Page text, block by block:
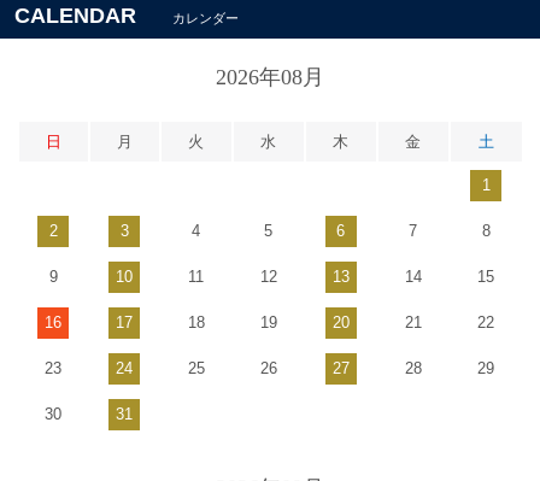
CALENDAR カレンダー
2026年08月
日 月 火 水 木 金 土
1
2 3 4 5 6 7 8
9 10 11 12 13 14 15
16 17 18 19 20 21 22
23 24 25 26 27 28 29
30 31